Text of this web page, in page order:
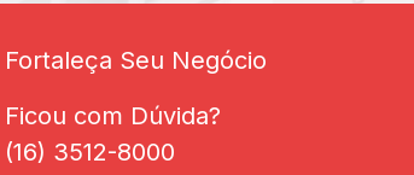
Fortaleça Seu Negócio
Ficou com Dúvida?
(16) 3512-8000